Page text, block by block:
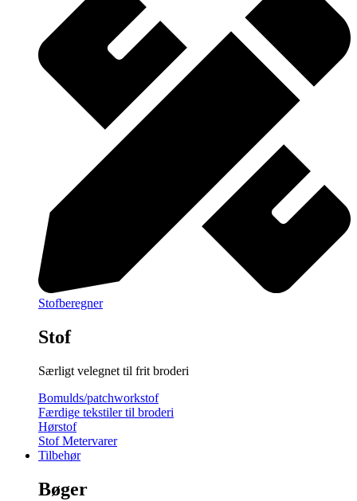
Stofberegner
Stof
Særligt velegnet til frit broderi
Bomulds/patchworkstof
Færdige tekstiler til broderi
Hørstof
Stof Metervarer
Tilbehør
Bøger